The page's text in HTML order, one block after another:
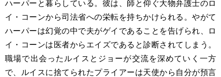
ハーパーと暮らしている。彼は、師と仰ぐ大物弁護士のロ
イ・コーンから司法省への栄転を持ちかけられる。やがて
ハーパーは幻覚の中で夫がゲイであることを告げられ、ロ
イ・コーンは医者からエイズであると診断されてしまう。
職場で出会ったルイスとジョーが交流を深めていく一方
で、ルイスに捨てられたプライアーは天使から自分が預言